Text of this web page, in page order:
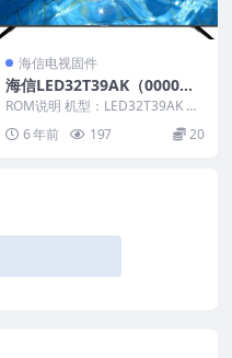
海信电视固件
海信LED32T39AK（0000）B
OM1官方原厂USB刷机电视
固件包
ROM说明 机型：LED32T39AK 固
件版本：（0000） BOM：1 海
信...6 年前 197 20